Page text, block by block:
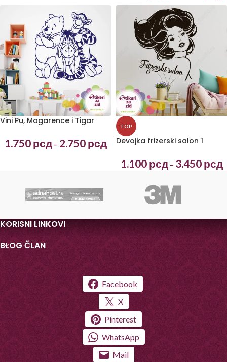
Vini Pu, Magarence i Tigar
1.750 рсд – 2.750 рсд
TOP
Devojka frizerski salon 1
1.100 рсд – 3.450 рсд
KORISNI LINKOVI
BLOG ČLAN
Facebook
X
Pinterest
WhatsApp
Mail